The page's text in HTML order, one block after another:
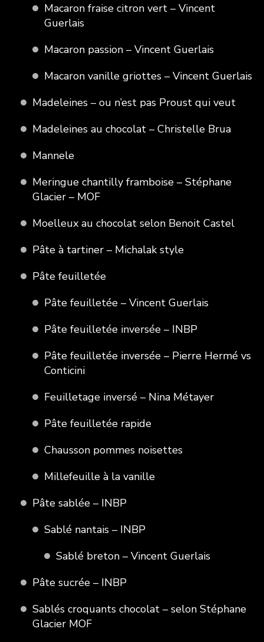
Macaron fraise citron vert – Vincent
Guerlais
Macaron passion – Vincent Guerlais
Macaron vanille griottes – Vincent Guerlais
Madeleines – ou n’est pas Proust qui veut
Madeleines au chocolat – Christelle Brua
Mannele
Meringue chantilly framboise – Stéphane
Glacier – MOF
Moelleux au chocolat selon Benoit Castel
Pâte à tartiner – Michalak style
Pâte feuilletée
Pâte feuilletée – Vincent Guerlais
Pâte feuilletée inversée – INBP
Pâte feuilletée inversée – Pierre Hermé vs
Conticini
Feuilletage inversé – Nina Métayer
Pâte feuilletée rapide
Chausson pommes noisettes
Millefeuille à la vanille
Pâte sablée – INBP
Sablé nantais – INBP
Sablé breton – Vincent Guerlais
Pâte sucrée – INBP
Sablés croquants chocolat – selon Stéphane
Glacier MOF